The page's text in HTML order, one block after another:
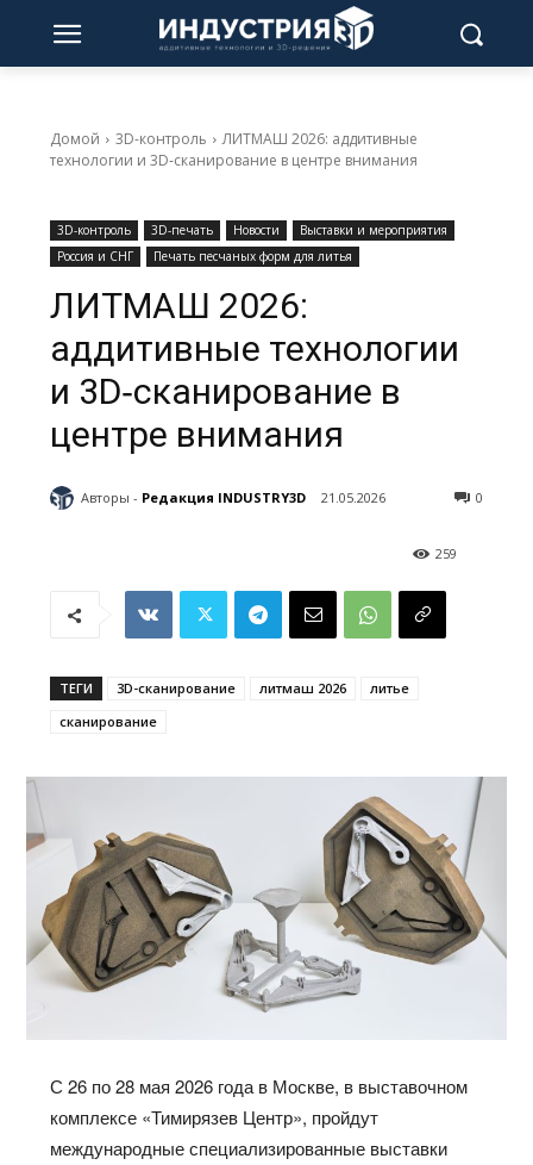
Домой 3D-контроль
ЛИТМАШ 2026: аддитивные
технологии и 3D‑сканирование в центре внимания
3D-контроль 3D-печать Новости
Выставки и мероприятия
Россия и СНГ
Печать песчаных форм для литья
ЛИТМАШ 2026:
аддитивные технологии
и 3D‑сканирование в
центре внимания
Авторы - Редакция INDUSTRY3D 21.05.2026 0
259
ТЕГИ 3D-сканирование литмаш 2026
литье
сканирование
С 26 по 28 мая 2026 года в Москве, в выставочном
комплексе «Тимирязев Центр», пройдут
международные специализированные выставки